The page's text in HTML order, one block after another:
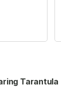
Tarantula